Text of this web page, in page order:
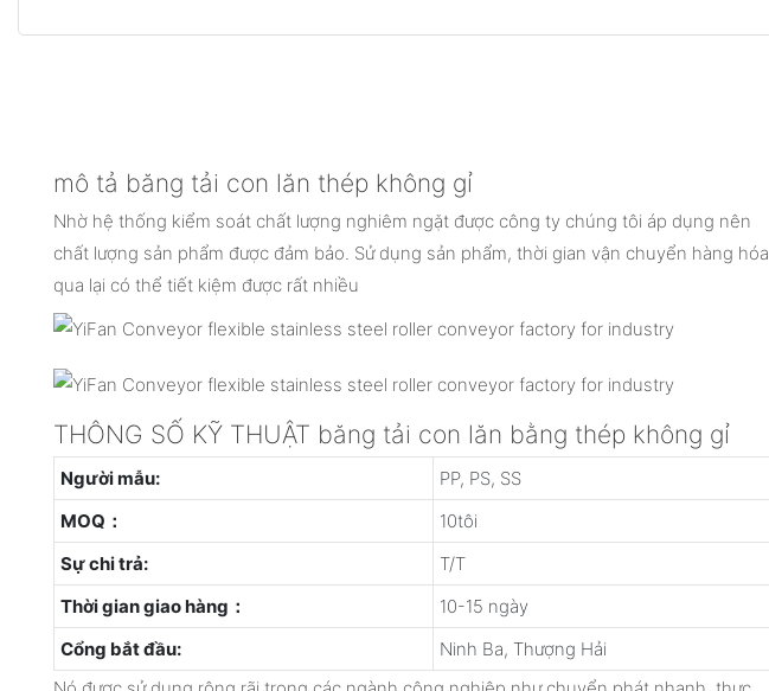
mô tả băng tải con lăn thép không gỉ
Nhờ hệ thống kiểm soát chất lượng nghiêm ngặt được công ty chúng tôi áp dụng nên
chất lượng sản phẩm được đảm bảo. Sử dụng sản phẩm, thời gian vận chuyển hàng hóa
qua lại có thể tiết kiệm được rất nhiều
THÔNG SỐ KỸ THUẬT băng tải con lăn bằng thép không gỉ
Người mẫu:
PP, PS, SS
MOQ：
10tôi
Sự chi trả:
T/T
Thời gian giao hàng：
10-15 ngày
Cổng bắt đầu:
Ninh Ba, Thượng Hải